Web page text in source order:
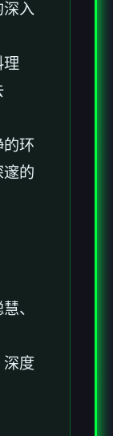
深入
理
环
的
、
深度